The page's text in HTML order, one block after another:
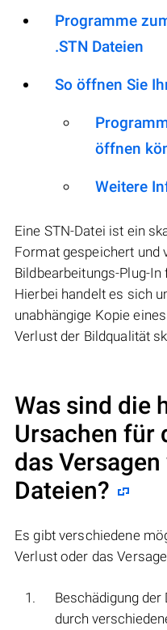
Programme
.STN Dateien
So öffnen Sie
öffnen
Weitere
Eine STN-Datei ist ein
Format gespeichert und
Bildbearbeitungs-Plug-
Hierbei handelt es sich
unabhängige Kopie
Verlust der Bildqualität
Was sind die
Ursachen für
das Versagen
Dateien?
Es gibt verschiedene
Verlust oder das
Beschädigung der
durch